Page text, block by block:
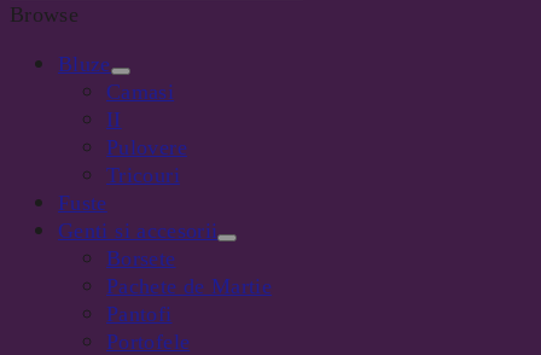
Browse
Bluze
Camasi
II
Pulovere
Tricouri
Fuste
Genti si accesorii
Borsete
Pachete de Martie
Pantofi
Portofele